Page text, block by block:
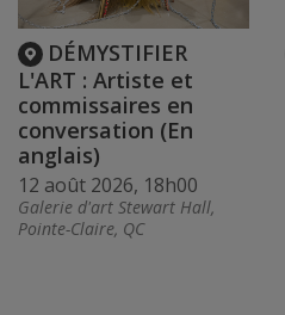
DÉMYSTIFIER
L'ART : Artiste et
commissaires en
conversation (En
anglais)
12 août 2026, 18h00
Galerie d'art Stewart Hall,
Pointe-Claire, QC